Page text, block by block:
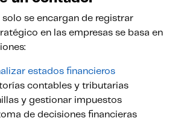
se encargan de registrar
en las empresas se basa en
estados financieros
contables y tributarias
y gestionar impuestos
de decisiones financieras